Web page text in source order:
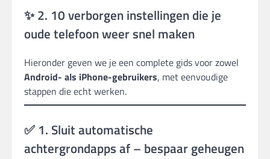
✨ 2. 10 verborgen instellingen die je
oude telefoon weer snel maken
Hieronder geven we je een complete gids voor zowel
Android- als iPhone-gebruikers, met eenvoudige
stappen die echt werken.
✅ 1. Sluit automatische
achtergrondapps af – bespaar geheugen